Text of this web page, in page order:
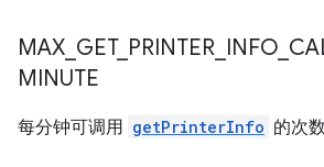
MAX GET_ PRINTER INFO
MINUTE
每分钟可调用 getPrinterInfo 的次